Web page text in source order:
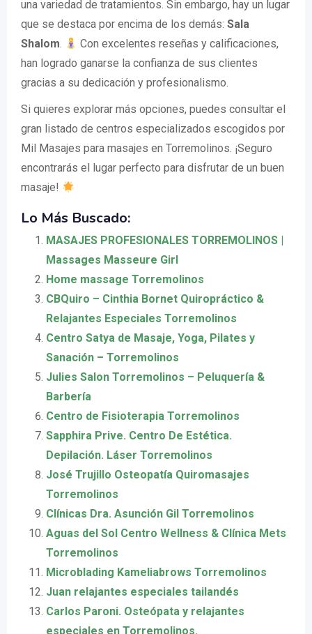
una variedad de tratamientos. Sin embargo, hay un lugar
que se destaca por encima de los demás: Sala
Shalom.
Con excelentes reseñas y calificaciones,
han logrado ganarse la confianza de sus clientes
gracias a su dedicación y profesionalismo.
Si quieres explorar más opciones, puedes consultar el
gran listado de centros especializados escogidos por
Mil Masajes para masajes en Torremolinos. ¡Seguro
encontrarás el lugar perfecto para disfrutar de un buen
masaje!
Lo Más Buscado:
MASAJES PROFESIONALES TORREMOLINOS |
Massages Masseure Girl
Home massage Torremolinos
CBQuiro – Cinthia Bornet Quiropráctico &
Relajantes Especiales Torremolinos
Centro Satya de Masaje, Yoga, Pilates y
Sanación – Torremolinos
Julies Salon Torremolinos – Peluquería &
Barbería
Centro de Fisioterapia Torremolinos
Sapphira Prive. Centro De Estética.
Depilación. Láser Torremolinos
José Trujillo Osteopatía Quiromasajes
Torremolinos
Clínicas Dra. Asunción Gil Torremolinos
Aguas del Sol Centro Wellness & Clínica Mets
Torremolinos
Microblading Kameliabrows Torremolinos
Juan relajantes especiales tailandés
Carlos Paroni. Osteópata y relajantes
especiales en Torremolinos.